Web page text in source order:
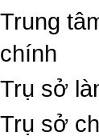
Trung
chính
Trụ sở
Trụ sở